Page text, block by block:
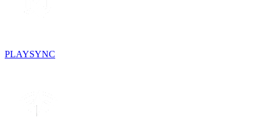
PLAYSYNC